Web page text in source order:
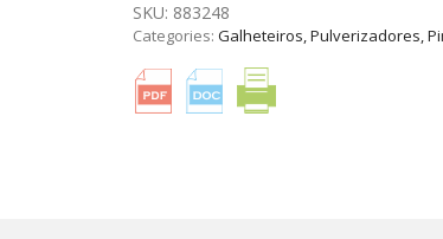
VIDRO
BOROSSILICATO
ML
LÉKUÉ
SKU: 883248
Categories: Galheteiros, Pulverizadores,